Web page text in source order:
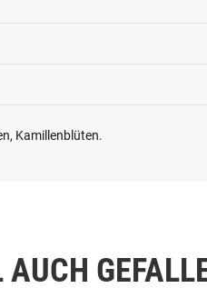
Kamillenblüten.